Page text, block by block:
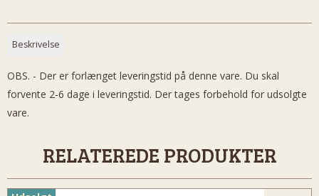
Beskrivelse
OBS. - Der er forlænget leveringstid på denne vare. Du skal
forvente 2-6 dage i leveringstid. Der tages forbehold for udsolgte
vare.
RELATEREDE PRODUKTER